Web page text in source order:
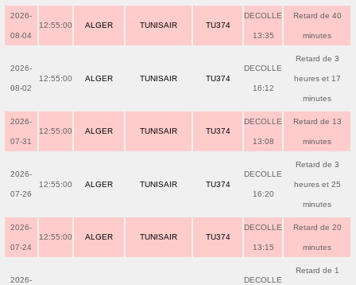
2026-
08-04
12:55:00 ALGER TUNISAIR TU374
DECOLLE
13:35
Retard de 40
minutes
2026-
08-02
12:55:00 ALGER TUNISAIR TU374
DECOLLE
16:12
Retard de 3
heures et 17
minutes
2026-
07-31
12:55:00 ALGER TUNISAIR TU374
DECOLLE
13:08
Retard de 13
minutes
2026-
07-26
12:55:00 ALGER TUNISAIR TU374
DECOLLE
16:20
Retard de 3
heures et 25
minutes
2026-
07-24
12:55:00 ALGER TUNISAIR TU374
DECOLLE
13:15
Retard de 20
minutes
2026- DECOLLE
Retard de 1